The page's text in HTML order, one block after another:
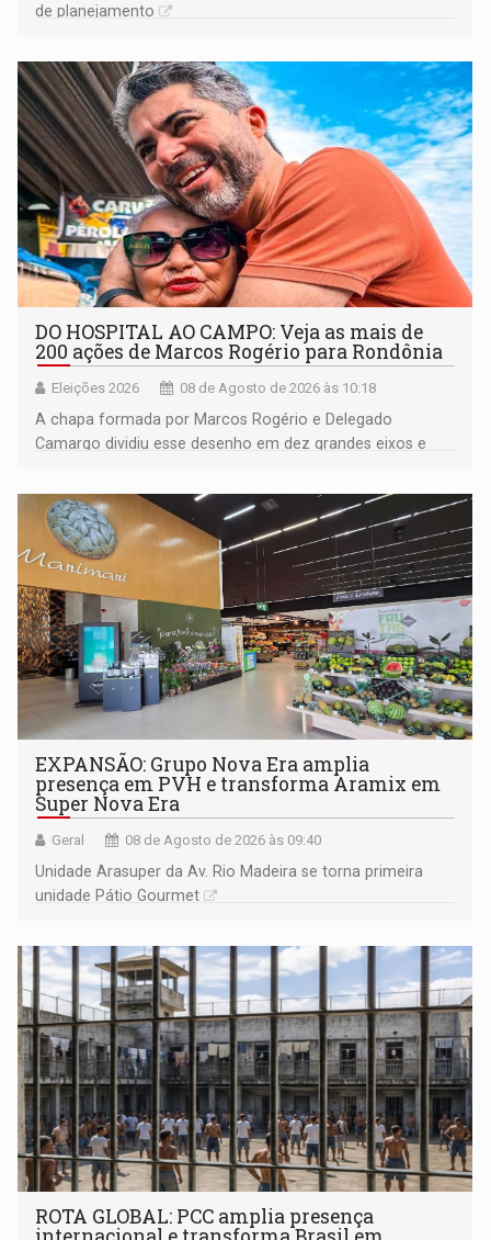
de planejamento
DO HOSPITAL AO CAMPO: Veja as mais de
200 ações de Marcos Rogério para Rondônia
Eleições 2026 08 de Agosto de 2026 às 10:18
A chapa formada por Marcos Rogério e Delegado
Camargo dividiu esse desenho em dez grandes eixos e
EXPANSÃO: Grupo Nova Era amplia
presença em PVH e transforma Aramix em
Super Nova Era
Geral 08 de Agosto de 2026 às 09:40
Unidade Arasuper da Av. Rio Madeira se torna primeira
unidade Pátio Gourmet
ROTA GLOBAL: PCC amplia presença